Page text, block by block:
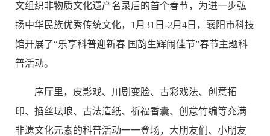
文组织非物质文化遗产名录后的首个春节，为进一步弘
扬中华民族优秀传统文化，1月31日-2月4日，襄阳市科技
馆开展了“乐享科普迎新春 国韵生辉闹佳节”春节主题科
普活动。
序厅里，皮影戏、川剧变脸、古彩戏法、创意拓
印、掐丝珐琅、古法造纸、祈福香囊、创意竹编等充满
非遗文化元素的科普活动一一登场，大朋友们、小朋友